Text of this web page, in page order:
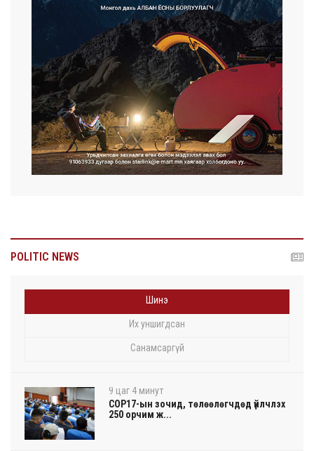
POLITIC NEWS
Шинэ
Их уншигдсан
Санамсаргүй
9 цаг 4 минут
COP17-ын зочид, төлөөлөгчдөд үйлчлэх
250 орчим ж...